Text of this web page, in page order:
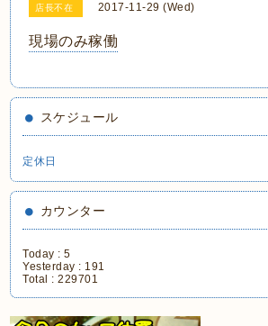
店長不在 2017-11-29 (Wed)
現場のみ稼働
スケジュール
定休日
カウンター
Today :5
Yesterday : 191
Total :229701